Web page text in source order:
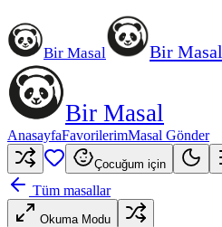
Bir Masal Bir Masal
Bir Masal
AnasayfaFavorilerimMasal Gönder
Çocuğum için
Tüm masallar
Okuma Modu